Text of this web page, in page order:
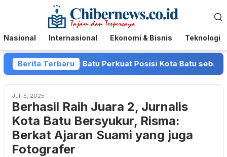
Menu
Mobile
Nasional Internasional Ekonomi & Bisnis Teknologi
Berita Terbaru
dan Pemkot Batu Perkuat Posisi Kota Batu sebagai
Juli 5, 2025
Berhasil Raih Juara 2, Jurnalis
Kota Batu Bersyukur, Risma:
Berkat Ajaran Suami yang juga
Fotografer